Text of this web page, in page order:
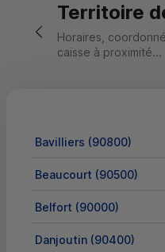
Retour vers la page
Territoire
Horaires,
caisse à proximité...
Bavilliers (90800)
Beaucourt (90500)
Belfort (90000)
Danjoutin (90400)